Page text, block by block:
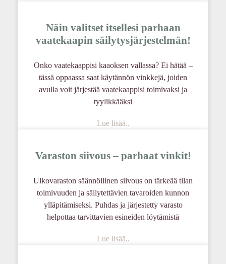
Näin valitset itsellesi parhaan
vaatekaapin säilytysjärjestelmän!
Onko vaatekaappisi kaaoksen vallassa? Ei hätää –
tässä oppaassa saat käytännön vinkkejä, joiden
avulla voit järjestää vaatekaappisi toimivaksi ja
tyylikkääksi
Lue lisää..
Varaston siivous – parhaat vinkit!
Ulkovaraston säännöllinen siivous on tärkeää tilan
toimivuuden ja säilytettävien tavaroiden kunnon
ylläpitämiseksi. Puhdas ja järjestetty varasto
helpottaa tarvittavien esineiden löytämistä
Lue lisää..